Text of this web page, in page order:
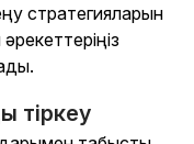
стратегияларын
тіркеу